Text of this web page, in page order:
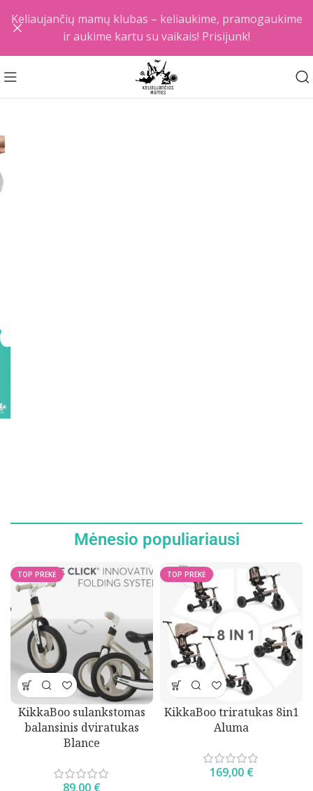
Mėnesio populiariausi
TOP PREKĖ
KikkaBoo sulankstomas
balansinis dviratukas
Blance
89,00 €
TOP PREKĖ
KikkaBoo triratukas 8in1
Aluma
169,00 €
Keliaujančių mamų klubas – keliaukime, pramogaukime
ir aukime kartu su vaikais! Prisijunk!